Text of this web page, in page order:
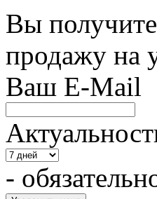
Вы
продажу на
Ваш E-Mail
-